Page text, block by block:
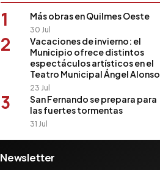
1 Más obras en Quilmes Oeste
30 Jul
2
Vacaciones de invierno: el
Municipio ofrece distintos
espectáculos artísticos en el
Teatro Municipal Ángel Alonso
23 Jul
3
San Fernando se prepara para
las fuertes tormentas
31 Jul
Newsletter